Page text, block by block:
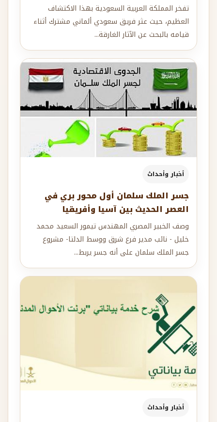
تفخر المملكة العربية السعودية بهذا الاكتشاف
العظيم، حيث عثر فريق سعودي ألماني مشترك أثناء
قيامه بالبحث عن الآثار الغارقة...
أخبار وأحداث
جسر الملك سلمان أول محور بري في
العصر الحديث بين آسيا وأفريقيا
وصف الخبير المصري المهندس تيمور السعيد محمد
خليل - نائب مدير فرع شرق ووسط الدلتا- مشروع
جسر الملك سلمان على أنه جسر يربط...
أخبار وأحداث